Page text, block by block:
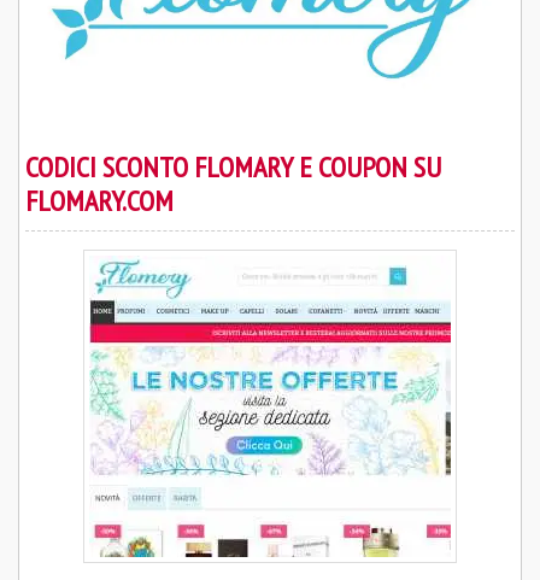
CODICI SCONTO FLOMARY E COUPON SU
FLOMARY.COM